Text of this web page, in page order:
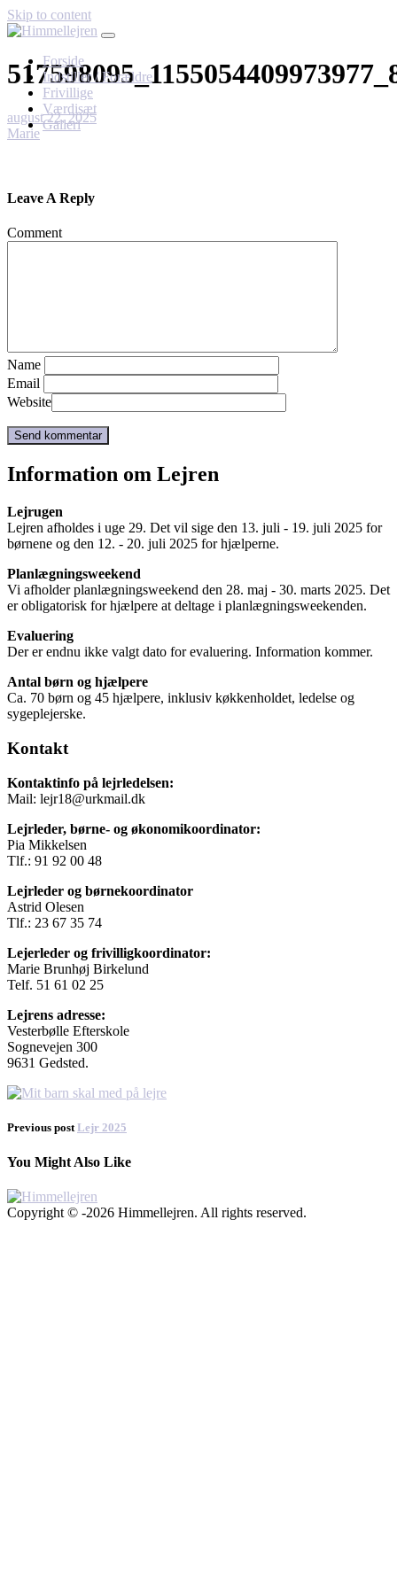
Skip to content
Forside
Indstiller / Forældre
Frivillige
Værdisæt
Galleri
august 22, 2025
Marie
Leave A Reply
Comment
Name
Email
Website
Information om Lejren
Lejrugen
Lejren afholdes i uge 29. Det vil sige den 13. juli - 19. juli 2025 for
børnene og den 12. - 20. juli 2025 for hjælperne.
Planlægningsweekend
Vi afholder planlægningsweekend den 28. maj - 30. marts 2025. Det
er obligatorisk for hjælpere at deltage i planlægningsweekenden.
Evaluering
Der er endnu ikke valgt dato for evaluering. Information kommer.
Antal børn og hjælpere
Ca. 70 børn og 45 hjælpere, inklusiv køkkenholdet, ledelse og
sygeplejerske.
Kontakt
Kontaktinfo på lejrledelsen:
Mail: lejr18@urkmail.dk
Lejrleder, børne- og økonomikoordinator:
Pia Mikkelsen
Tlf.: 91 92 00 48
Lejrleder og børnekoordinator
Astrid Olesen
Tlf.: 23 67 35 74
Lejerleder og frivilligkoordinator:
Marie Brunhøj Birkelund
Telf. 51 61 02 25
Lejrens adresse:
Vesterbølle Efterskole
Sognevejen 300
9631 Gedsted.
Previous post Lejr 2025
You Might Also Like
Copyright © -2026 Himmellejren. All rights reserved.